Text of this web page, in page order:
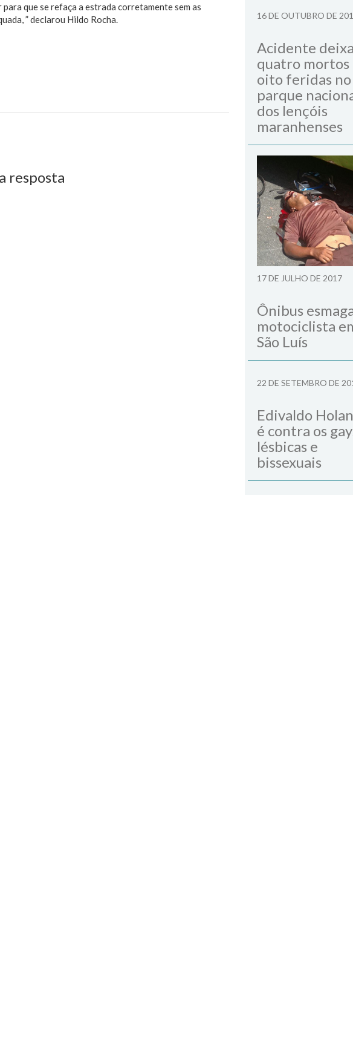
que se refaça a estrada corretamente sem as
” declarou Hildo Rocha.
resposta
16 DE OUTUBRO DE
Acidente
quatro mortos
oito feridas no
parque
dos lençóis
maranhenses
17 DE JULHO DE 2017
Ônibus
motociclista
São Luís
22 DE SETEMBRO DE
Edivaldo
é contra os
lésbicas e
bissexuais